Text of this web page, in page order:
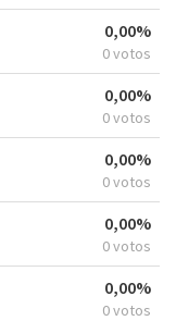
0,00%
0 votos
0,00%
0 votos
0,00%
0 votos
0,00%
0 votos
0,00%
0 votos